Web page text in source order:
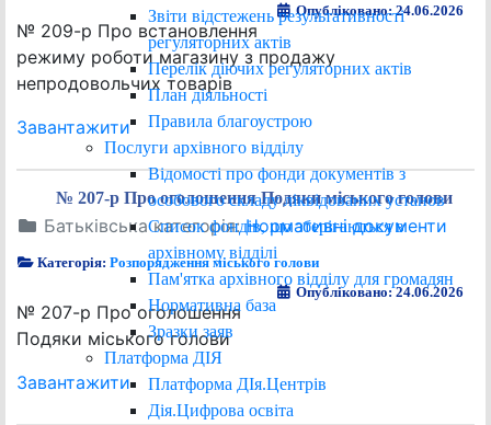
Звіти відстежень результативності
регуляторних актів
Перелік діючих регуляторних актів
План діяльності
Правила благоустрою
Послуги архівного відділу
Відомості про фонди документів з
особового складу ліквідованих установ
Список фондів, що зберігаються в
архівному відділі
Пам'ятка архівного відділу для громадян
Нормативна база
Зразки заяв
Платформа ДІЯ
Платформа ДІя.Центрів
Дія.Цифрова освіта
Опубліковано: 24.06.2026
№ 209-р Про встановлення
режиму роботи магазину з продажу
непродовольчих товарів
Завантажити
№ 207-р Про оголошення Подяки міського голови
Батьківська категорія:Нормативні документи
Категорія:Розпорядження міського голови
Опубліковано: 24.06.2026
№ 207-р Про оголошення
Подяки міського голови
Завантажити